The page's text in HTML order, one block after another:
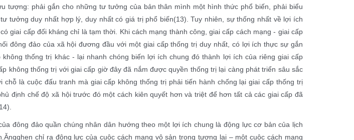
tượng: phải gắn cho những tư tưởng của bản thân mình một hình thức phổ biến, phải biểu
tưởng duy nhất hợp lý, duy nhất có giá trị phổ biến(13). Tuy nhiên, sự thống nhất về lợi ích
giai cấp đối kháng chỉ là tạm thời. Khi cách mạng thành công, giai cấp cách mạng - giai cấp
đông đảo của xã hội đương đầu với một giai cấp thống trị duy nhất, có lợi ích thực sự gắn
thống trị khác - lại nhanh chóng biến lợi ích chung đó thành lợi ích của riêng giai cấp
không thống trị với giai cấp giờ đây đã nắm được quyền thống trị lại càng phát triển sâu sắc
là cuộc đấu tranh mà giai cấp không thống trị phải tiến hành chống lại giai cấp thống trị
định chế độ xã hội trước đó một cách kiên quyết hơn và triệt để hơn tất cả các giai cấp đã
đông đảo quần chúng nhân dân hướng theo một lợi ích chung là động lực cơ bản của lịch
chỉ ra động lực của cuộc cách mạng vô sản trong tương lai – một cuộc cách mạng